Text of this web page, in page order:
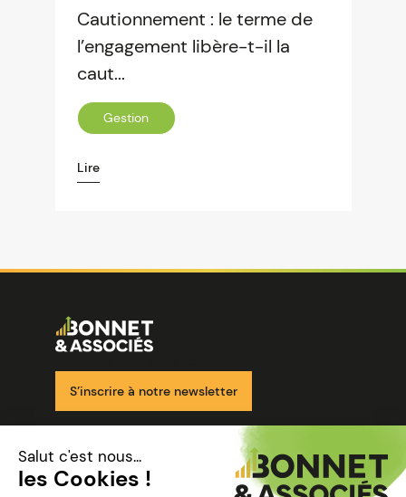
Cautionnement : le terme de
l’engagement libère-t-il la
caut...
Gestion
Lire
Image
S’inscrire à notre newsletter
Nos solutions
Nos cabinets